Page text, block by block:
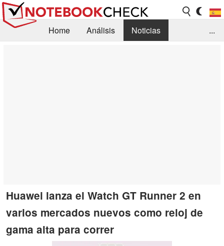
Home Análisis
Noticias
...
Huawei lanza el Watch GT Runner 2 en
varios mercados nuevos como reloj de
gama alta para correr